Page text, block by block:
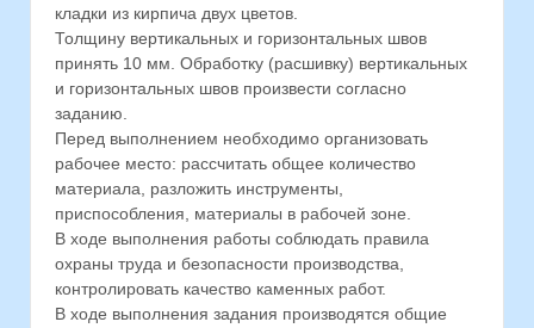
кладки из кирпича двух цветов.
Толщину вертикальных и горизонтальных швов
принять 10 мм. Обработку (расшивку) вертикальных
и горизонтальных швов произвести согласно
заданию.
Перед выполнением необходимо организовать
рабочее место: рассчитать общее количество
материала, разложить инструменты,
приспособления, материалы в рабочей зоне.
В ходе выполнения работы соблюдать правила
охраны труда и безопасности производства,
контролировать качество каменных работ.
В ходе выполнения задания производятся общие